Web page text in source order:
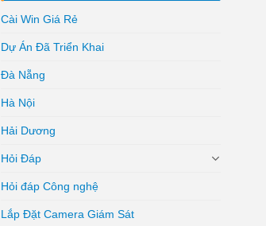
Cài Win Giá Rẻ
Dự Án Đã Triển Khai
Đà Nẵng
Hà Nội
Hải Dương
Hỏi Đáp
Hỏi đáp Công nghệ
Lắp Đặt Camera Giám Sát